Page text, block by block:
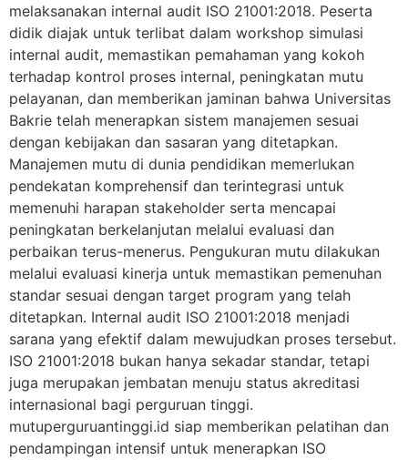
melaksanakan internal audit ISO 21001:2018. Peserta
didik diajak untuk terlibat dalam workshop simulasi
internal audit, memastikan pemahaman yang kokoh
terhadap kontrol proses internal, peningkatan mutu
pelayanan, dan memberikan jaminan bahwa Universitas
Bakrie telah menerapkan sistem manajemen sesuai
dengan kebijakan dan sasaran yang ditetapkan.
Manajemen mutu di dunia pendidikan memerlukan
pendekatan komprehensif dan terintegrasi untuk
memenuhi harapan stakeholder serta mencapai
peningkatan berkelanjutan melalui evaluasi dan
perbaikan terus-menerus. Pengukuran mutu dilakukan
melalui evaluasi kinerja untuk memastikan pemenuhan
standar sesuai dengan target program yang telah
ditetapkan. Internal audit ISO 21001:2018 menjadi
sarana yang efektif dalam mewujudkan proses tersebut.
ISO 21001:2018 bukan hanya sekadar standar, tetapi
juga merupakan jembatan menuju status akreditasi
internasional bagi perguruan tinggi.
mutuperguruantinggi.id siap memberikan pelatihan dan
pendampingan intensif untuk menerapkan ISO